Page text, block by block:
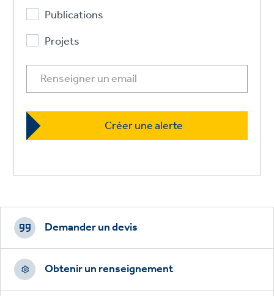
Publications
Projets
Footer
CTAs
Demander un devis
Obtenir un renseignement